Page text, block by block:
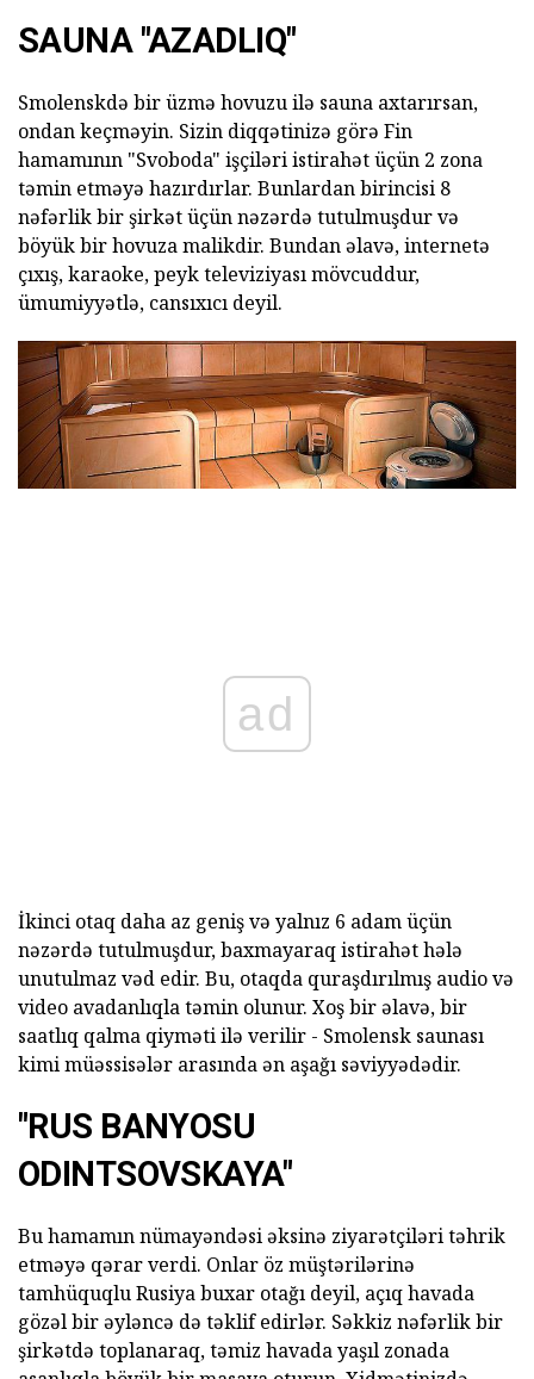
SAUNA "AZADLIQ"
Smolenskdə bir üzmə hovuzu ilə sauna axtarırsan,
ondan keçməyin. Sizin diqqətinizə görə Fin
hamamının "Svoboda" işçiləri istirahət üçün 2 zona
təmin etməyə hazırdırlar. Bunlardan birincisi 8
nəfərlik bir şirkət üçün nəzərdə tutulmuşdur və
böyük bir hovuza malikdir. Bundan əlavə, internetə
çıxış, karaoke, peyk televiziyası mövcuddur,
ümumiyyətlə, cansıxıcı deyil.
ad
İkinci otaq daha az geniş və yalnız 6 adam üçün
nəzərdə tutulmuşdur, baxmayaraq istirahət hələ
unutulmaz vəd edir. Bu, otaqda quraşdırılmış audio və
video avadanlıqla təmin olunur. Xoş bir əlavə, bir
saatlıq qalma qiyməti ilə verilir - Smolensk saunası
kimi müəssisələr arasında ən aşağı səviyyədədir.
"RUS BANYOSU
ODINTSOVSKAYA"
Bu hamamın nümayəndəsi əksinə ziyarətçiləri təhrik
etməyə qərar verdi. Onlar öz müştərilərinə
tamhüquqlu Rusiya buxar otağı deyil, açıq havada
gözəl bir əyləncə də təklif edirlər. Səkkiz nəfərlik bir
şirkətdə toplanaraq, təmiz havada yaşıl zonada